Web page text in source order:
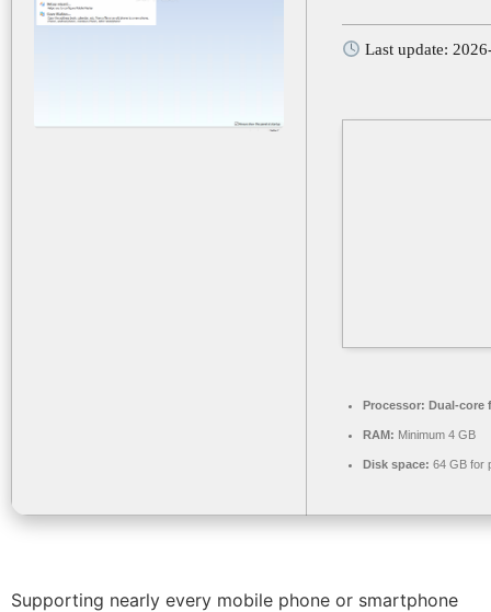
Last update:
Processor: Dual-core
RAM: Minimum 4 GB
Disk space: 64 GB for
Supporting nearly every mobile phone or smartphone